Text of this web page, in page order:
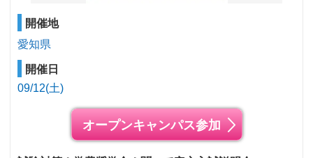
開催地
愛知県
開催日
09/12(土)
オープンキャンパス参加